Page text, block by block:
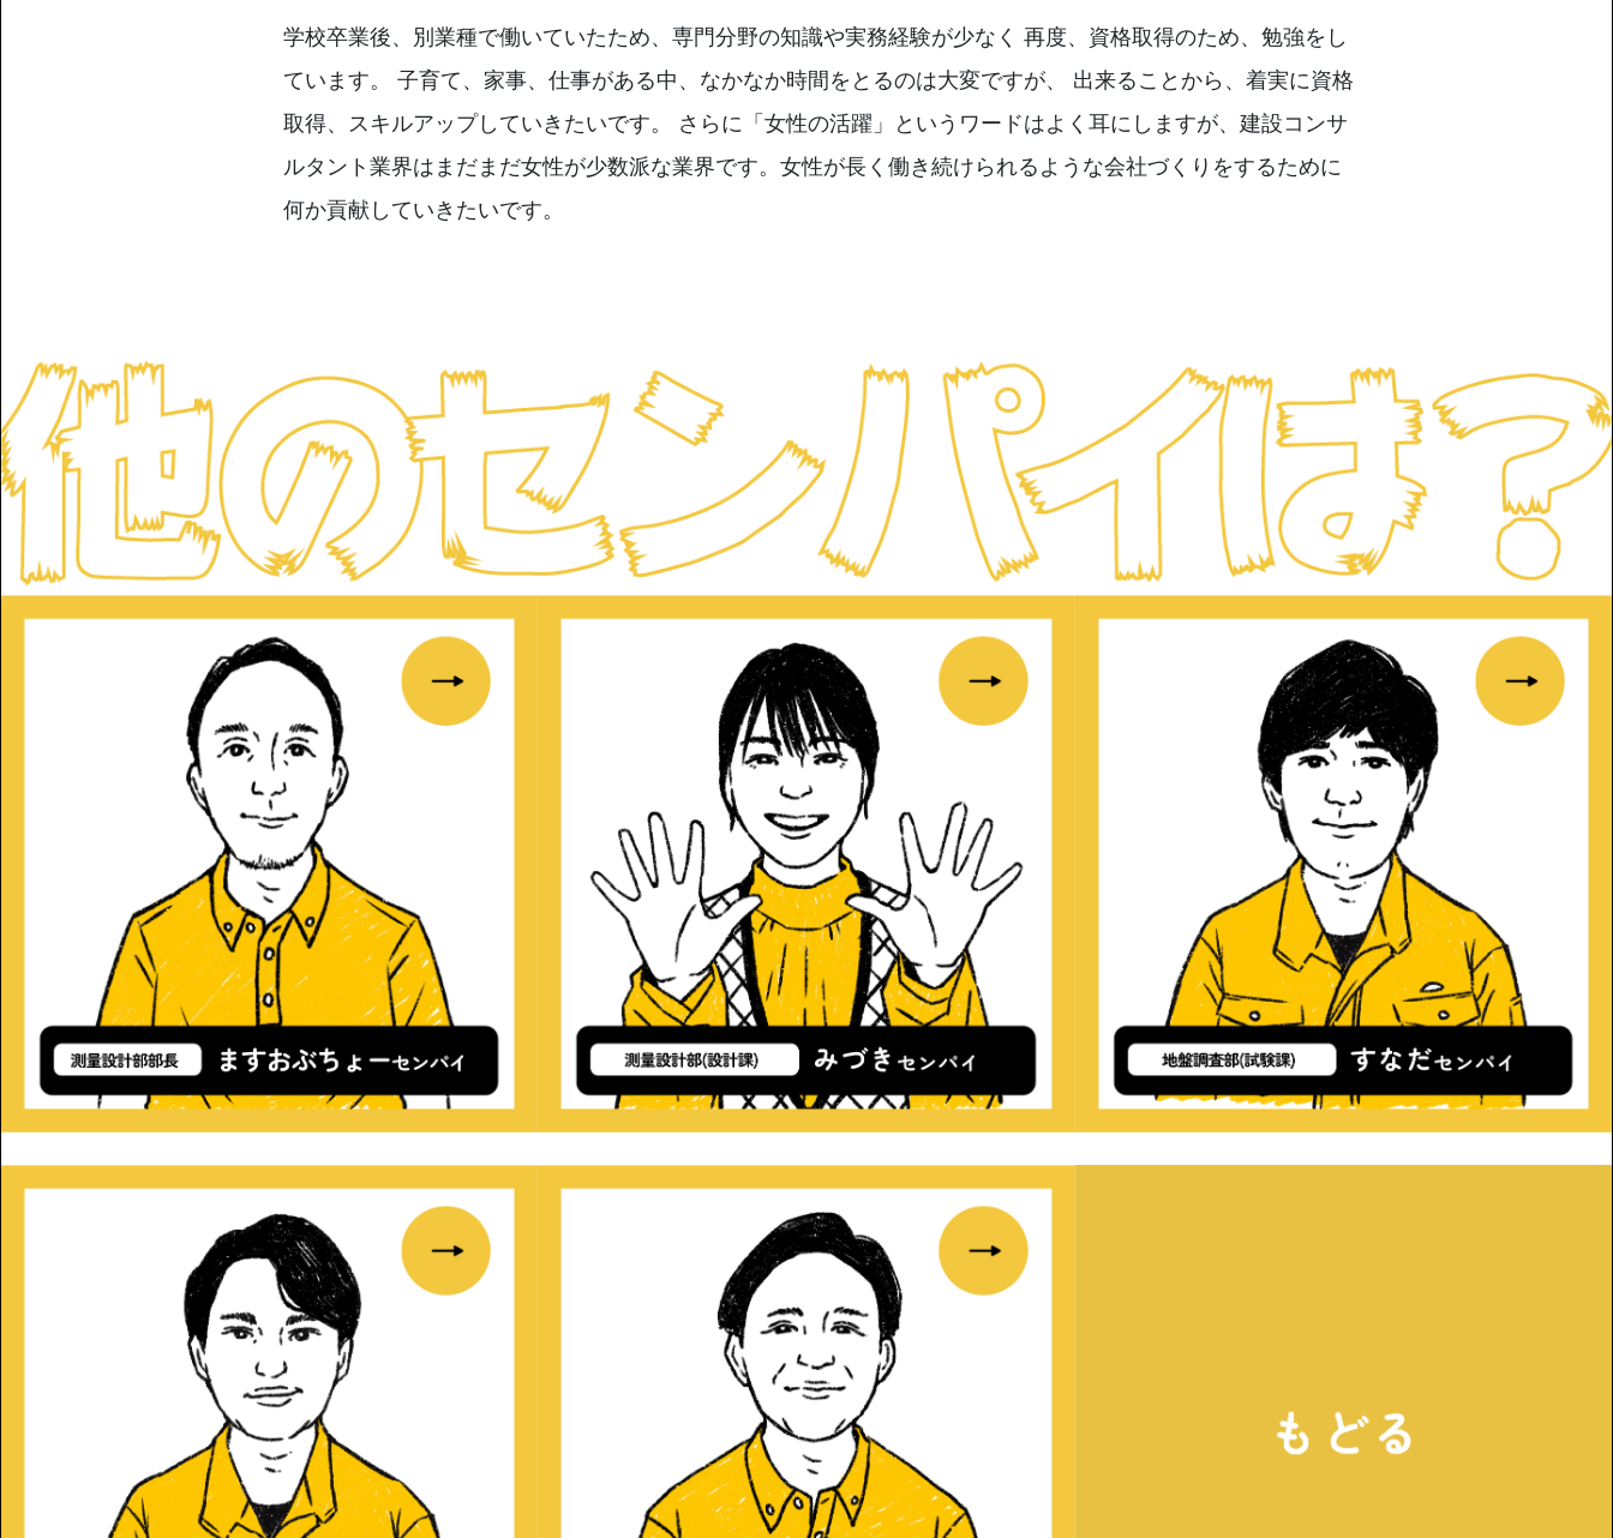
学校卒業後、別業種で働いていたため、専門分野の知識や実務経験が少なく 再度、資格取得のため、勉強をし
ています。 子育て、家事、仕事がある中、なかなか時間をとるのは大変ですが、 出来ることから、着実に資格
取得、スキルアップしていきたいです。 さらに「女性の活躍」というワードはよく耳にしますが、建設コンサ
ルタント業界はまだまだ女性が少数派な業界です。女性が長く働き続けられるような会社づくりをするために
何か貢献していきたいです。